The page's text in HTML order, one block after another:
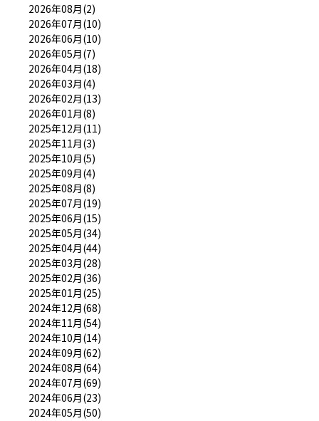
2026年08月(2)
2026年07月(10)
2026年06月(10)
2026年05月(7)
2026年04月(18)
2026年03月(4)
2026年02月(13)
2026年01月(8)
2025年12月(11)
2025年11月(3)
2025年10月(5)
2025年09月(4)
2025年08月(8)
2025年07月(19)
2025年06月(15)
2025年05月(34)
2025年04月(44)
2025年03月(28)
2025年02月(36)
2025年01月(25)
2024年12月(68)
2024年11月(54)
2024年10月(14)
2024年09月(62)
2024年08月(64)
2024年07月(69)
2024年06月(23)
2024年05月(50)